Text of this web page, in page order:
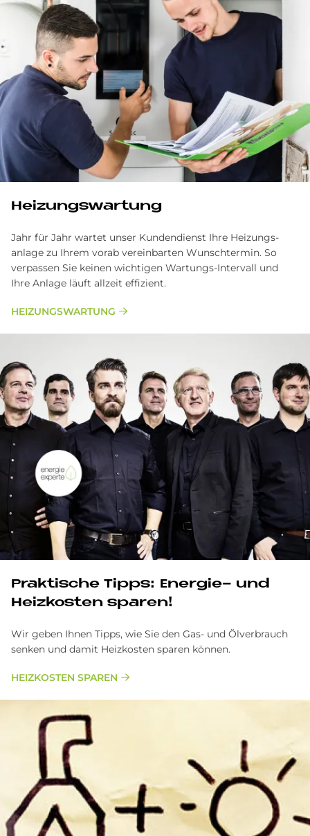
Hei­zungs­war­tung
Jahr für Jahr wartet unser Kunden­dienst Ihre Heizungs­
anlage zu Ihrem vorab verein­barten Wunsch­termin. So
verpassen Sie keinen wichtigen Wartungs-Intervall und
Ihre Anlage läuft allzeit effizient.
HEIZUNGSWARTUNG
Prak­ti­sche Tipps: En­er­gie- und
Heiz­ko­sten spa­ren!
Wir geben Ihnen Tipps, wie Sie den Gas- und Ölverbrauch
senken und damit Heizkosten sparen können.
HEIZKOSTEN SPAREN